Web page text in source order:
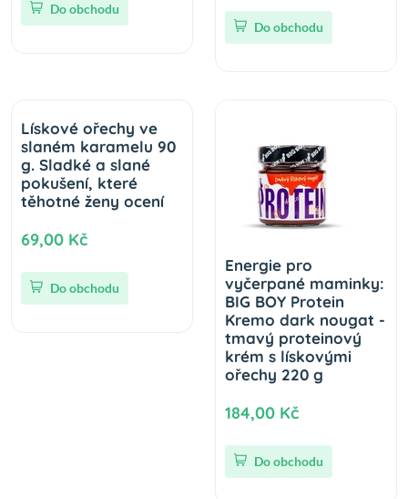
Do obchodu
Do obchodu
Lískové ořechy ve
slaném karamelu 90
g. Sladké a slané
pokušení, které
těhotné ženy ocení
69,00 Kč
Do obchodu
Energie pro
vyčerpané maminky:
BIG BOY Protein
Kremo dark nougat -
tmavý proteinový
krém s lískovými
ořechy 220 g
184,00 Kč
Do obchodu